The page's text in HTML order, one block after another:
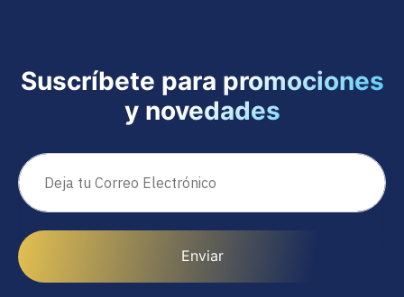
Suscríbete para promociones
y novedades
Enviar